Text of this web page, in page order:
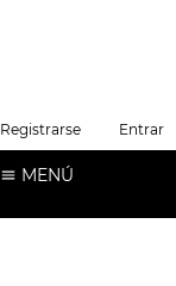
Registrarse Entrar
MENÚ